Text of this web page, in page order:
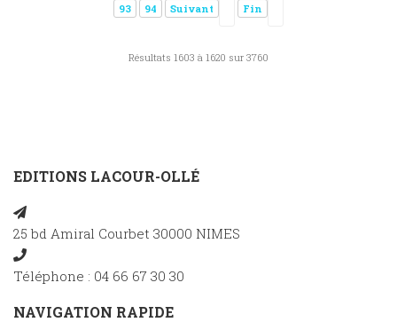
93 94 Suivant Fin
Résultats 1603 à 1620 sur 3760
EDITIONS LACOUR-OLLÉ
25 bd Amiral Courbet 30000 NIMES
Téléphone : 04 66 67 30 30
NAVIGATION RAPIDE